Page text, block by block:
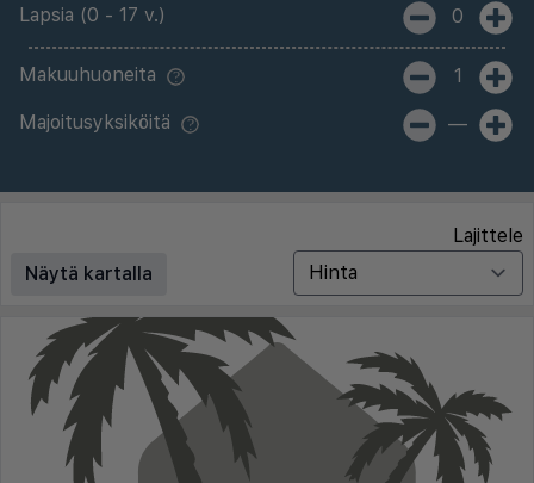
Lapsia (0 - 17 v.) 0
Makuuhuoneita 1
Majoitusyksiköitä —
Näytä kartalla
Lajittele